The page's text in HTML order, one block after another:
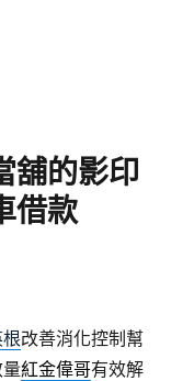
舖的影印
借款
改善消化控制幫
量紅金偉哥有效解